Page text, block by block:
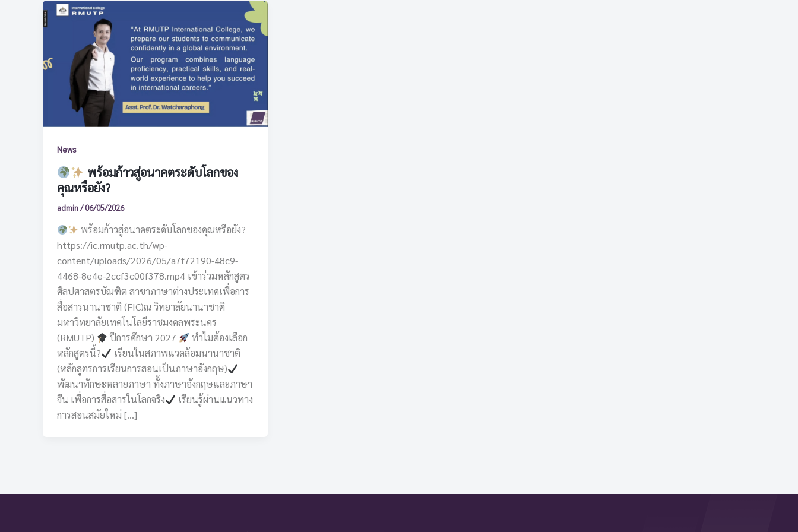
News
พร้อมก้าวสู่อนาคตระดับโลกของ
คุณหรือยัง?
admin/06/05/2026
พร้อมก้าวสู่อนาคตระดับโลกของคุณหรือยัง?
https://ic.rmutp.ac.th/wp-
content/uploads/2026/05/a7f72190-48c9-
4468-8e4e-2ccf3c00f378.mp4 เข้าร่วมหลักสูตร
ศิลปศาสตรบัณฑิต สาขาภาษาต่างประเทศเพื่อการ
สื่อสารนานาชาติ (FIC)ณ วิทยาลัยนานาชาติ
มหาวิทยาลัยเทคโนโลยีราชมงคลพระนคร
(RMUTP)
ปีการศึกษา 2027
ทำไมต้องเลือก
หลักสูตรนี้?
เรียนในสภาพแวดล้อมนานาชาติ
(หลักสูตรการเรียนการสอนเป็นภาษาอังกฤษ)
พัฒนาทักษะหลายภาษา ทั้งภาษาอังกฤษและภาษา
จีน เพื่อการสื่อสารในโลกจริง
เรียนรู้ผ่านแนวทาง
การสอนสมัยใหม่ […]